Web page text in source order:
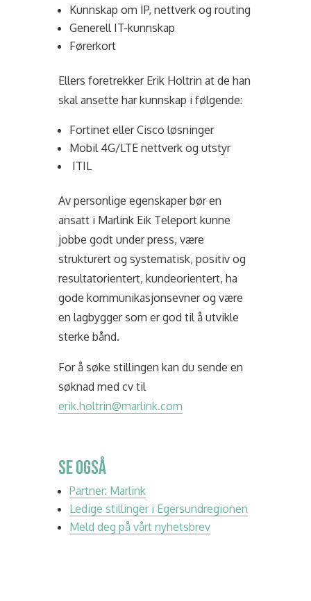
Kunnskap om IP, nettverk og routing
Generell IT-kunnskap
Førerkort
Ellers foretrekker Erik Holtrin at de han
skal ansette har kunnskap i følgende:
Fortinet eller Cisco løsninger
Mobil 4G/LTE nettverk og utstyr
ITIL
Av personlige egenskaper bør en
ansatt i Marlink Eik Teleport kunne
jobbe godt under press, være
strukturert og systematisk, positiv og
resultatorientert, kundeorientert, ha
gode kommunikasjonsevner og være
en lagbygger som er god til å utvikle
sterke bånd.
For å søke stillingen kan du sende en
søknad med cv til
erik.holtrin@marlink.com
SE OGSÅ
Partner: Marlink
Ledige stillinger i Egersundregionen
Meld deg på vårt nyhetsbrev